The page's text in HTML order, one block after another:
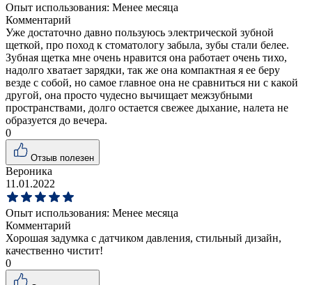
Опыт использования: Менее месяца
Комментарий
Уже достаточно давно пользуюсь электрической зубной
щеткой, про поход к стоматологу забыла, зубы стали белее.
Зубная щетка мне очень нравится она работает очень тихо,
надолго хватает зарядки, так же она компактная я ее беру
везде с собой, но самое главное она не сравниться ни с какой
другой, она просто чудесно вычищает межзубными
пространствами, долго остается свежее дыхание, налета не
образуется до вечера.
0
Отзыв полезен
Вероника
11.01.2022
Опыт использования: Менее месяца
Комментарий
Хорошая задумка с датчиком давления, стильный дизайн,
качественно чистит!
0